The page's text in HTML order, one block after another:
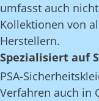
umfasst auch
Kollektionen von
Herstellern.
Spezialisiert auf
PSA-
Verfahren auch in